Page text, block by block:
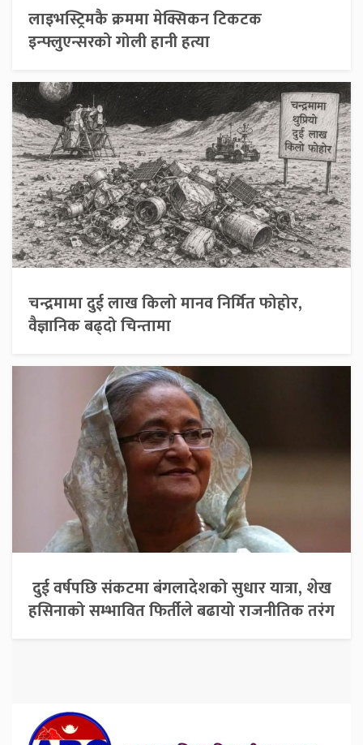
लाइभस्ट्रिमकै क्रममा मेक्सिकन टिकटक
इन्फ्लुएन्सरको गोली हानी हत्या
चन्द्रमामा दुई लाख किलो मानव निर्मित फोहोर,
वैज्ञानिक बढ्दो चिन्तामा
दुई वर्षपछि संकटमा बंगलादेशको सुधार यात्रा, शेख
हसिनाको सम्भावित फिर्तीले बढायो राजनीतिक तरंग